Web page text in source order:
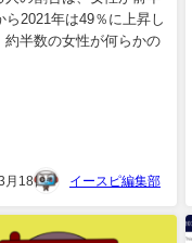
ら2021年は49％に上昇し
約半数の女性が何らかの
月18日 イースピ編集部